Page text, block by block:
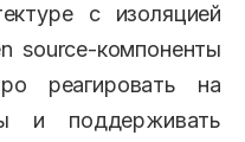
с изоляцией
source-компоненты
реагировать на
и поддерживать